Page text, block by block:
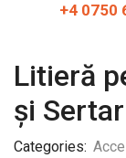
+4 0750
Litieră
și
Categories: